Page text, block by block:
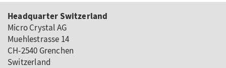
Headquarter Switzerland
Micro Crystal AG
Muehlestrasse 14
CH-2540 Grenchen
Switzerland